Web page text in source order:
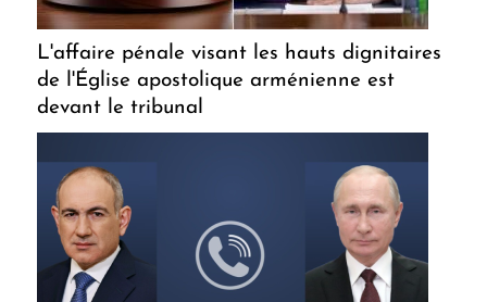
L'affaire pénale visant les hauts dignitaires
de l'Église apostolique arménienne est
devant le tribunal